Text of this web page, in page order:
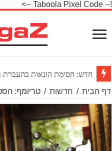
!-- Taboola Pixel Code -->
חדש: חסימת הונאות בהעברת
דף הבית / חדשות / טריומף: